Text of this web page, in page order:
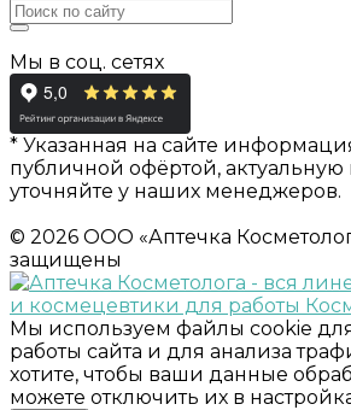
Мы в соц. сетях
* Указанная на сайте
публичной офёртой,
уточняйте у наших менеджеров.
© 2026 ООО «Аптечка
защищены
Мы используем файлы cookie
работы сайта и для анализа
хотите, чтобы ваши данные
можете отключить их в